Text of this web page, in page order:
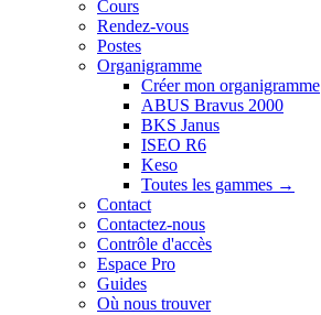
Cours
Rendez-vous
Postes
Organigramme
Créer mon organigramme
ABUS Bravus 2000
BKS Janus
ISEO R6
Keso
Toutes les gammes →
Contact
Contactez-nous
Contrôle d'accès
Espace Pro
Guides
Où nous trouver